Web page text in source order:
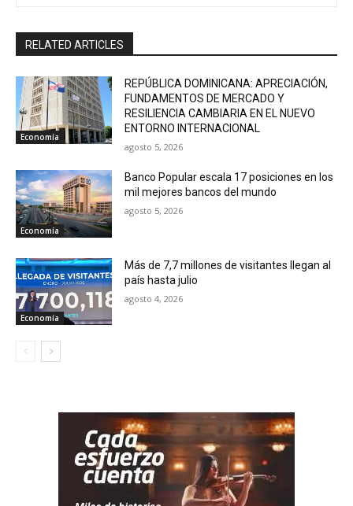
RELATED ARTICLES
Economía
REPÚBLICA DOMINICANA: APRECIACIÓN,
FUNDAMENTOS DE MERCADO Y
RESILIENCIA CAMBIARIA EN EL NUEVO
ENTORNO INTERNACIONAL
agosto 5, 2026
Economía
Banco Popular escala 17 posiciones en los
mil mejores bancos del mundo
agosto 5, 2026
Economía
Más de 7,7 millones de visitantes llegan al
país hasta julio
agosto 4, 2026